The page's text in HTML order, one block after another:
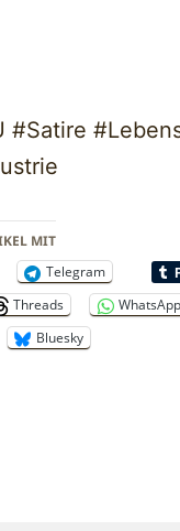
#Satire
MIT
Telegram
Threads
WhatsApp
Bluesky